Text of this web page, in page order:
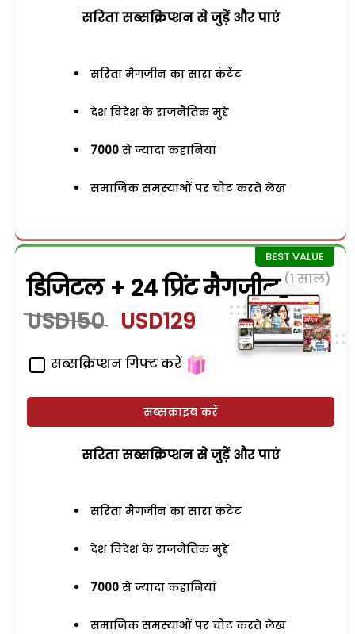
सरिता सब्सक्रिप्शन से जुड़ेें और पाएं
सरिता मैगजीन का सारा कंटेंट
देश विदेश के राजनैतिक मुद्दे
7000 से ज्यादा कहानियां
समाजिक समस्याओं पर चोट करते लेख
डिजिटल + 24 प्रिंट मैगजीन (1 साल)
USD150 USD129
सब्सक्रिप्शन गिफ्ट करें
सब्सक्राइब करें
सरिता सब्सक्रिप्शन से जुड़ेें और पाएं
सरिता मैगजीन का सारा कंटेंट
देश विदेश के राजनैतिक मुद्दे
7000 से ज्यादा कहानियां
समाजिक समस्याओं पर चोट करते लेख